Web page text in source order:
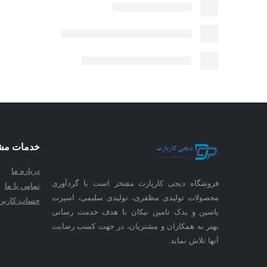
فروشگاه دیجی کارپارت مفتخر است با گردآوری
محصولات تولیدی مظفری، تولیدی سلیمی، اسپرت
یاسین و یدک تامین نیکان با هدف خدمت رسانی
بهتر به همکاران و مشتریان، در جهت کسب رضایت
آنها تلاش نماید.
خدمات
درباره ما
تماس با ما
حساب